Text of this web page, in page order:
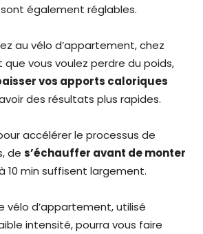
également réglables.
au vélo d’appartement, chez
que vous voulez perdre du poids,
vos apports caloriques
des résultats plus rapides.
accélérer le processus de
de s’échauffer avant de monter
10 min suffisent largement.
vélo d’appartement, utilisé
intensité, pourra vous faire